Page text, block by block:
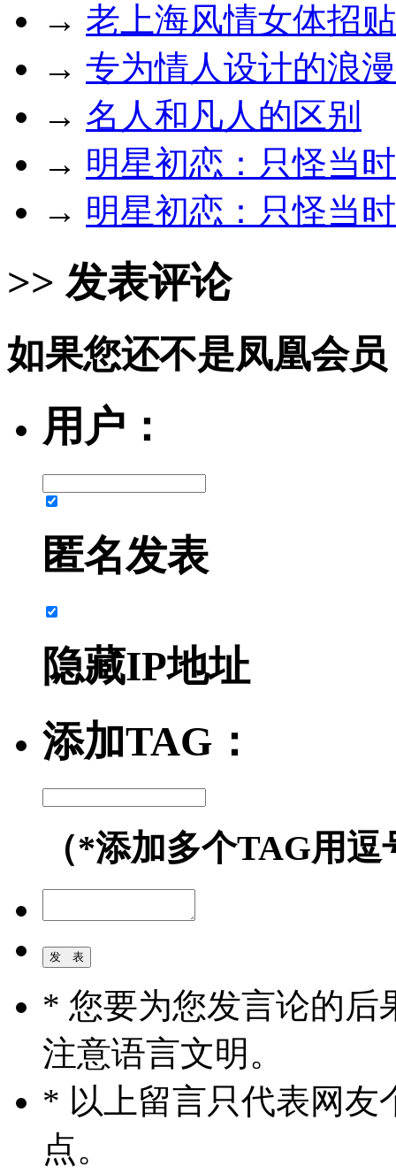
→ 老上海风情女体招
→ 专为情人设计的浪
→ 名人和凡人的区别
→ 明星初恋：只怪当
→ 明星初恋：只怪当
>> 发表评论
如果您还不是凤凰会
用户：
匿名发表
隐藏IP地址
添加TAG：
（*添加多个TAG用
* 您要为您发言论的后
注意语言文明。
* 以上留言只代表网友
点。